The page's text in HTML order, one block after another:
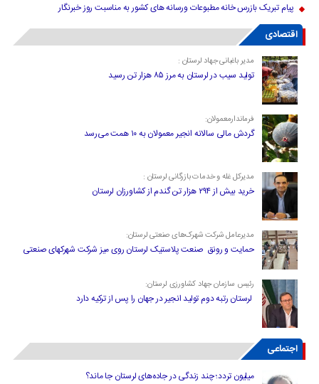
پیام تبریک بازرس خانه مطبوعات ورسانه های کشور به مناسبت روز خبرنگار
اقتصادی
مدیر باغبانی جهاد لرستان :
تولید سیب در لرستان به مرز ۸۵ هزار تن رسید
فرماندارمعمولان:
گردش مالی سالانه انجیر معمولان به ۱۰ همت می‌رسد
مدیرکل غله و خدمات بازرگانی لرستان :
خرید بیش از ۲۹۴ هزار تن گندم از کشاورزان لرستان
مدیرعامل شرکت شهرک‌های صنعتی لرستان:
حمایت و رونق صنعت پلاستیک لرستان روی میز شرکت شهرکهای صنعتی
رئیس سازمان جهاد کشاورزی لرستان:
لرستان رتبه دوم تولید انجیر در جهان را پس از ترکیه دارد
اجتماعی
میلیون تردد؛ چند زندگی در جاده‌های لرستان جا ماند؟